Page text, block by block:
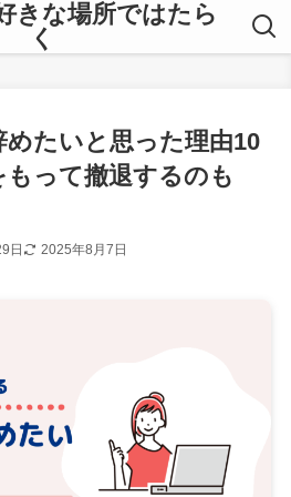
きな場所ではたら
く
めたいと思った理由10
もって撤退するのも
日 2025年8月7日